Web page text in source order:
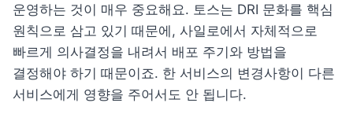
운영하는 것이 매우 중요해요. 토스는 DRI 문화를 핵심
원칙으로 삼고 있기 때문에, 사일로에서 자체적으로
빠르게 의사결정을 내려서 배포 주기와 방법을
결정해야 하기 때문이죠. 한 서비스의 변경사항이 다른
서비스에게 영향을 주어서도 안 됩니다.